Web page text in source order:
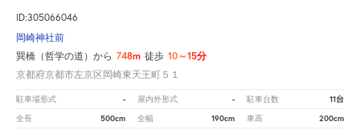
ID:305066046
岡崎神社前
巽橋（哲学の道）から 748m 徒歩 10～15分
京都府京都市左京区岡崎東天王町５１
駐車場形式 - 屋内外形式 - 駐車台数 11台
全長 500cm 全幅 190cm 車高 200cm